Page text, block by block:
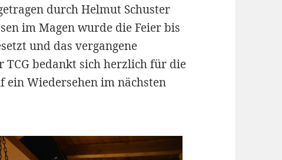
durch Helmut Schuster
im Magen wurde die Feier bis
und das vergangene
TCG bedankt sich herzlich für die
Wiedersehen im nächsten